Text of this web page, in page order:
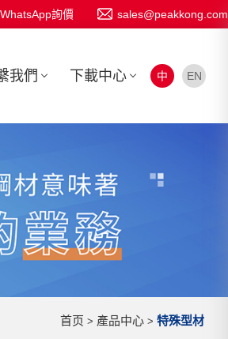
sales@peakkong.com
WhatsApp詢價
我們 下載中心 中 EN
首页 > 產品中心 > 特殊型材